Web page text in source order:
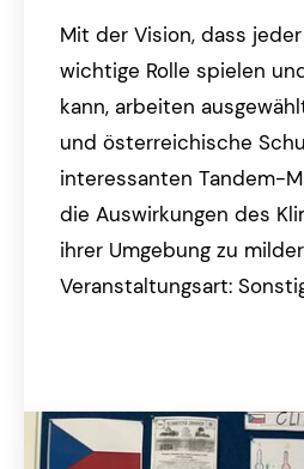
Mit der Vision, dass
wichtige Rolle spielen
kann, arbeiten
und österreichische
interessanten Tandem-
die Auswirkungen des
ihrer Umgebung zu
Veranstaltungsart: